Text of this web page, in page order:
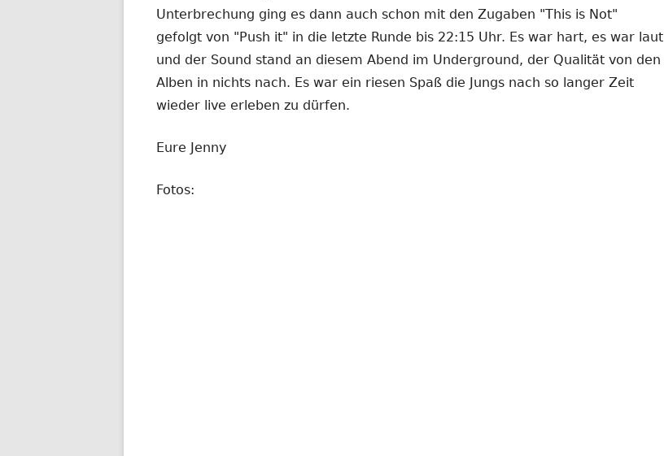
Unterbrechung ging es dann auch schon mit den Zugaben "This is Not"
gefolgt von "Push it" in die letzte Runde bis 22:15 Uhr. Es war hart, es war laut
und der Sound stand an diesem Abend im Underground, der Qualität von den
Alben in nichts nach. Es war ein riesen Spaß die Jungs nach so langer Zeit
wieder live erleben zu dürfen.
Eure Jenny
Fotos: